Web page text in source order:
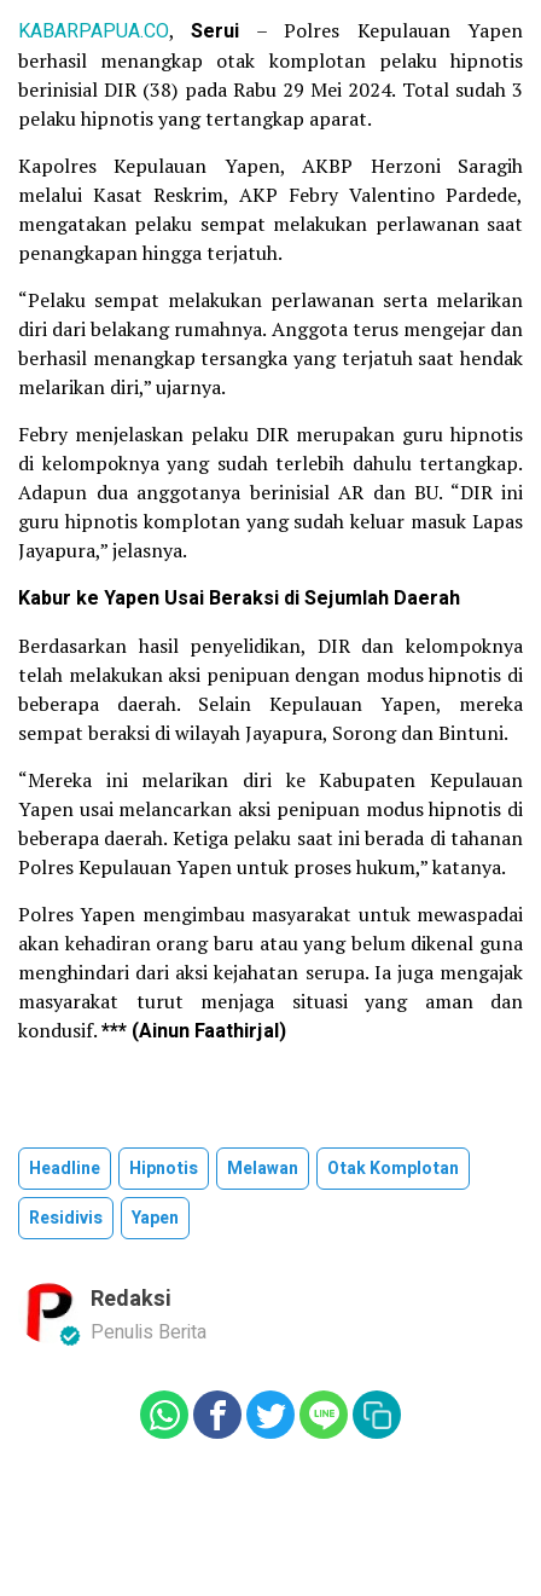
KABARPAPUA.CO,Serui – Polres Kepulauan Yapen
berhasil menangkap otak komplotan pelaku hipnotis
berinisial DIR (38) pada Rabu 29 Mei 2024. Total sudah 3
pelaku hipnotis yang tertangkap aparat.
Kapolres Kepulauan Yapen, AKBP Herzoni Saragih
melalui Kasat Reskrim, AKP Febry Valentino Pardede,
mengatakan pelaku sempat melakukan perlawanan saat
penangkapan hingga terjatuh.
“Pelaku sempat melakukan perlawanan serta melarikan
diri dari belakang rumahnya. Anggota terus mengejar dan
berhasil menangkap tersangka yang terjatuh saat hendak
melarikan diri,” ujarnya.
Febry menjelaskan pelaku DIR merupakan guru hipnotis
di kelompoknya yang sudah terlebih dahulu tertangkap.
Adapun dua anggotanya berinisial AR dan BU. “DIR ini
guru hipnotis komplotan yang sudah keluar masuk Lapas
Jayapura,” jelasnya.
Kabur ke Yapen Usai Beraksi di Sejumlah Daerah
Berdasarkan hasil penyelidikan, DIR dan kelompoknya
telah melakukan aksi penipuan dengan modus hipnotis di
beberapa daerah. Selain Kepulauan Yapen, mereka
sempat beraksi di wilayah Jayapura, Sorong dan Bintuni.
“Mereka ini melarikan diri ke Kabupaten Kepulauan
Yapen usai melancarkan aksi penipuan modus hipnotis di
beberapa daerah. Ketiga pelaku saat ini berada di tahanan
Polres Kepulauan Yapen untuk proses hukum,” katanya.
Polres Yapen mengimbau masyarakat untuk mewaspadai
akan kehadiran orang baru atau yang belum dikenal guna
menghindari dari aksi kejahatan serupa. Ia juga mengajak
masyarakat turut menjaga situasi yang aman dan
kondusif.*** (Ainun Faathirjal)
Headline Hipnotis Melawan
Otak Komplotan
Residivis
Yapen
Redaksi
Penulis Berita